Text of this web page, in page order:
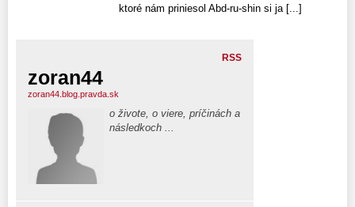
ktoré nám priniesol Abd-ru-shin si ja [...]
RSS
zoran44
zoran44.blog.pravda.sk
o živote, o viere, príčinách a
následkoch ...